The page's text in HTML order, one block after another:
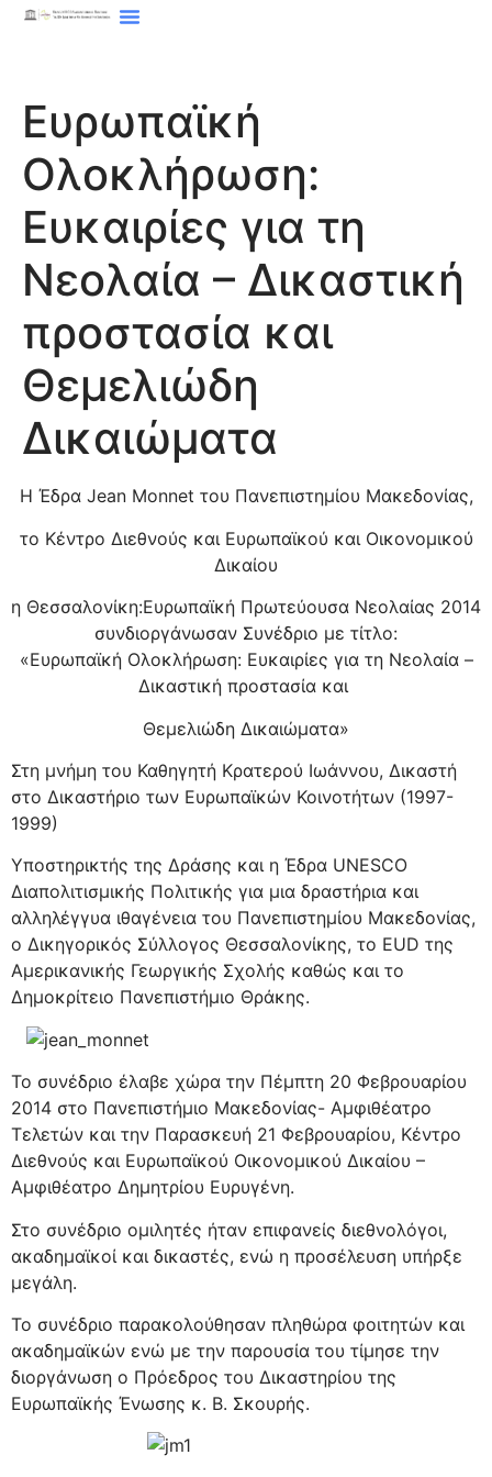
Ευρωπαϊκή
Ολοκλήρωση:
Ευκαιρίες για τη
Νεολαία – Δικαστική
προστασία και
Θεμελιώδη
Δικαιώματα
H Έδρα Jean Monnet του Πανεπιστημίου Μακεδονίας,
το Κέντρο Διεθνούς και Ευρωπαϊκού και Οικονομικού
Δικαίου
η Θεσσαλονίκη:Ευρωπαϊκή Πρωτεύουσα Νεολαίας 2014
συνδιοργάνωσαν Συνέδριο με τίτλο:
«Ευρωπαϊκή Ολοκλήρωση: Ευκαιρίες για τη Νεολαία –
Δικαστική προστασία και
Θεμελιώδη Δικαιώματα»
Στη μνήμη του Καθηγητή Κρατερού Ιωάννου, Δικαστή
στο Δικαστήριο των Ευρωπαϊκών Κοινοτήτων (1997-
1999)
Υποστηρικτής της Δράσης και η Έδρα UNESCO
Διαπολιτισμικής Πολιτικής για μια δραστήρια και
αλληλέγγυα ιθαγένεια του Πανεπιστημίου Μακεδονίας,
ο Δικηγορικός Σύλλογος Θεσσαλονίκης, το EUD της
Αμερικανικής Γεωργικής Σχολής καθώς και το
Δημοκρίτειο Πανεπιστήμιο Θράκης.
To συνέδριο έλαβε χώρα την Πέμπτη 20 Φεβρουαρίου
2014 στο Πανεπιστήμιο Μακεδονίας- Αμφιθέατρο
Τελετών και την Παρασκευή 21 Φεβρουαρίου, Κέντρο
Διεθνούς και Ευρωπαϊκού Οικονομικού Δικαίου –
Αμφιθέατρο Δημητρίου Ευρυγένη.
Στο συνέδριο ομιλητές ήταν επιφανείς διεθνολόγοι,
ακαδημαϊκοί και δικαστές, ενώ η προσέλευση υπήρξε
μεγάλη.
Το συνέδριο παρακολούθησαν πληθώρα φοιτητών και
ακαδημαϊκών ενώ με την παρουσία του τίμησε την
διοργάνωση ο Πρόεδρος του Δικαστηρίου της
Ευρωπαϊκής Ένωσης κ. Β. Σκουρής.